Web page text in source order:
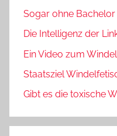
Sogar ohne
Die Intelligenz der
Ein Video zum
Staatsziel
Gibt es die toxische